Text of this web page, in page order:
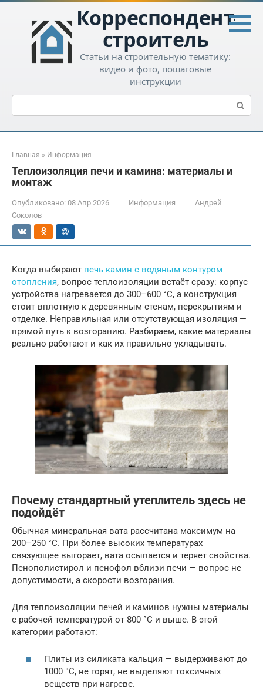
Перейти
контенту
Корреспондент-
строитель
Статьи на строительную тематику:
видео и фото, пошаговые
инструкции
Поиск:
Главная » Информация
Теплоизоляция печи и камина: материалы и
монтаж
Опубликовано: 08 Апр 2026 Информация
Андрей
Соколов
Когда выбирают печь камин с водяным контуром
отопления, вопрос теплоизоляции встаёт сразу: корпус
устройства нагревается до 300–600 °C, а конструкция
стоит вплотную к деревянным стенам, перекрытиям и
отделке. Неправильная или отсутствующая изоляция —
прямой путь к возгоранию. Разбираем, какие материалы
реально работают и как их правильно укладывать.
Почему стандартный утеплитель здесь не
подойдёт
Обычная минеральная вата рассчитана максимум на
200–250 °C. При более высоких температурах
связующее выгорает, вата осыпается и теряет свойства.
Пенополистирол и пенофол вблизи печи — вопрос не
допустимости, а скорости возгорания.
Для теплоизоляции печей и каминов нужны материалы
с рабочей температурой от 800 °C и выше. В этой
категории работают:
Плиты из силиката кальция — выдерживают до
1000 °C, не горят, не выделяют токсичных
веществ при нагреве.